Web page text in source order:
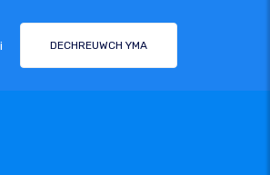
DECHREUWCH YMA